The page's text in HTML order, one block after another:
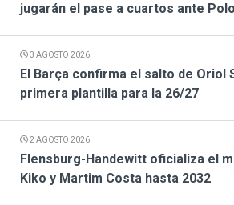
jugarán el pase a cuartos ante
3 AGOSTO 2026
El Barça confirma el salto de Oriol
primera plantilla para la 26/27
2 AGOSTO 2026
Flensburg-Handewitt oficializa el
Kiko y Martim Costa hasta 2032